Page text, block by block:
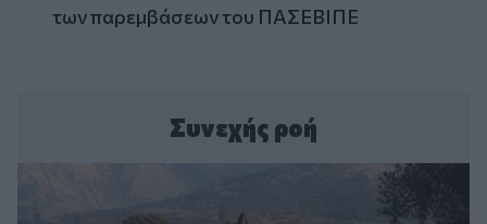
των παρεμβάσεων του ΠΑΣΕΒΙΠΕ
Συνεχής ροή